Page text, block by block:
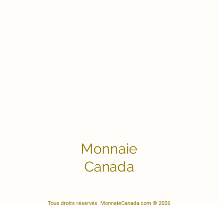
Monnaie
Canada
Tous droits réservés. MonnaieCanada.com © 2026